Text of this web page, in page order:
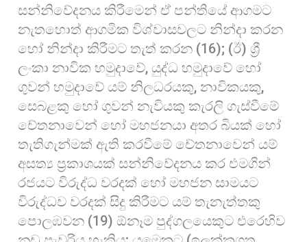
සන්නිවේදනය කිරීමෙන් ඒ පන්තියේ ආගමට
නැතහොත් ආගමික විශ්වාසවලට නින්දා කරන
හෝ නින්දා කිරීමට තැත් කරන (16); (ඊ) ශ්‍රී
ලංකා නාවික හමුදාවේ, යුද්ධ හමුදාවේ හෝ
ගුවන් හමුදාවේ යම් නිලධරයකු, නාවිකයකු,
සෙබළකු හෝ ගුවන් නැවියකු කැරලි ගැස්වීමේ
චේතනාවෙන් හෝ මහජනයා අතර බියක් හෝ
තැතිගැන්මක් ඇති කරවීමේ චේතනාවෙන් යම්
අසත්‍ය ප්‍රකාශයක් සන්නිවේදනය කර එමගින්
රජයට විරුද්ධ වරදක් හෝ මහජන සාමයට
විරුද්ධව වරදක් සිදු කිරීමට යම් තැනැත්තකු
පොලඹවන (19) ඕනෑම පුද්ගලයෙකුට එරෙහිව